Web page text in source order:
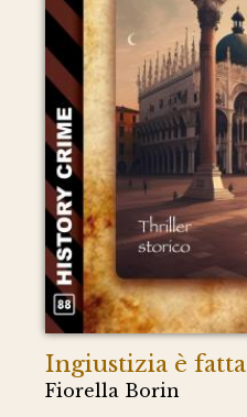
Ingiustizia è fatta
Fiorella Borin